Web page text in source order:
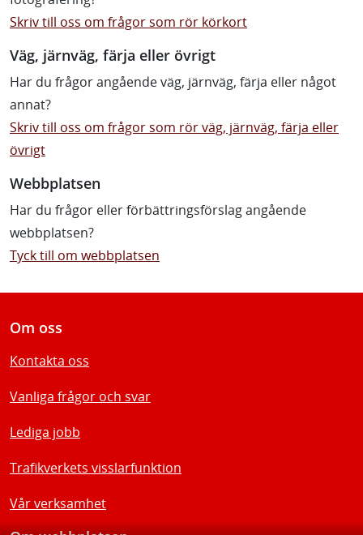
Skriv till oss om frågor som rör körkort
Väg, järnväg, färja eller övrigt
Har du frågor angående väg, järnväg, färja eller något
annat?
Skriv till oss om frågor som rör väg, järnväg, färja eller
övrigt
Webbplatsen
Har du frågor eller förbättringsförslag angående
webbplatsen?
Tyck till om webbplatsen
Om oss
Kontakta oss
Vanliga frågor och svar
Lediga jobb
Trafikverkets visslarfunktion
Vår verksamhet